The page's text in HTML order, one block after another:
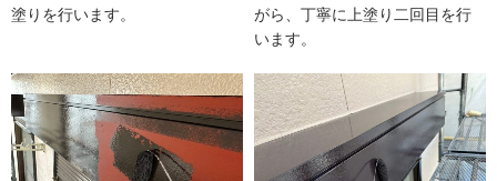
塗りを行います。
がら、丁寧に上塗り二回目を行
います。